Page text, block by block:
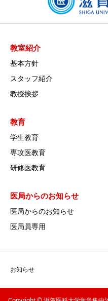
教室紹介
基本方針
スタッフ紹介
教授挨拶
教育
学生教育
専攻医教育
研修医教育
医局からのお知らせ
医局からのお知らせ
医局員専用
お知らせ